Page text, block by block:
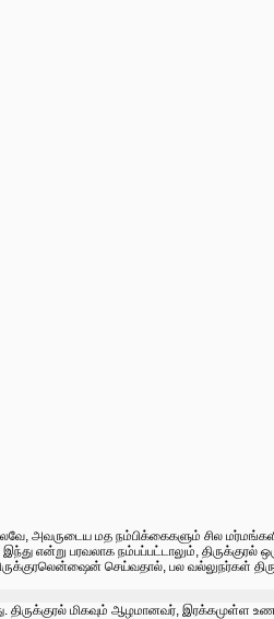
அவருடைய மத நம்பிக்கைகளும் சில
பரவலாக நம்பப்பட்டாலும், திருக்குரல் ஒரு
செய்வதால், பல வல்லுநர்கள்
திருக்குரல் மிகவும் ஆழமானவர், இரக்கமுள்ள